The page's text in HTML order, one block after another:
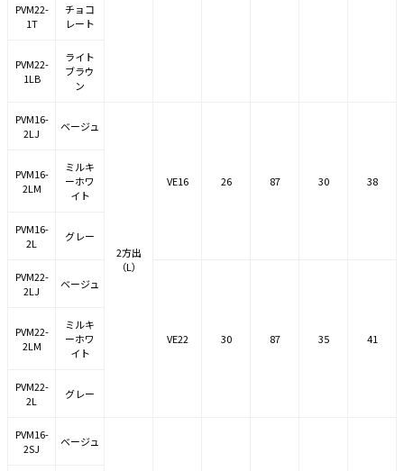
PVM22-
1T
チョコ
レート
PVM22-
1LB
ライト
ブラウ
ン
PVM16-
2LJ
ベージュ
2方出
（L）
VE16 26 87 30 38
PVM16-
2LM
ミルキ
ーホワ
イト
PVM16-
2L
グレー
PVM22-
2LJ
ベージュ
VE22 30 87 35 41
PVM22-
2LM
ミルキ
ーホワ
イト
PVM22-
2L
グレー
PVM16-
2SJ
ベージュ